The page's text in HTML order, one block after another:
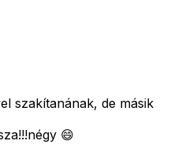
szakítanának, de másik
😄